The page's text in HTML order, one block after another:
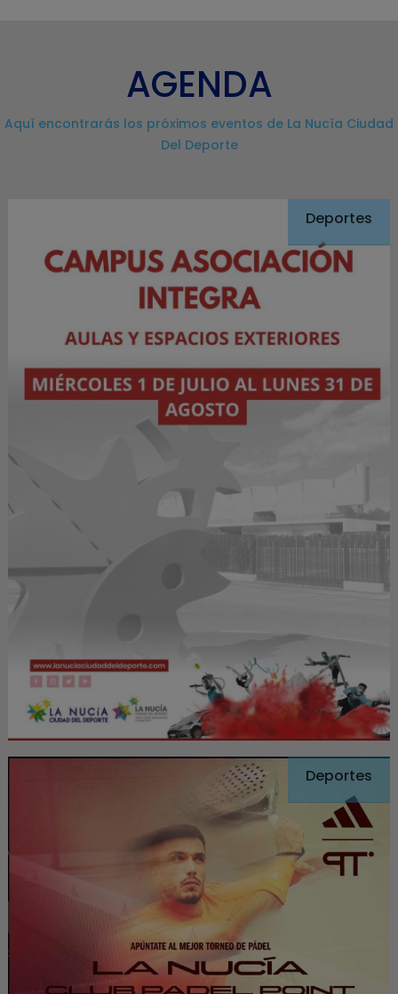
AGENDA
Aquí encontrarás los próximos eventos de La Nucía Ciudad
Del Deporte
Deportes
Deportes